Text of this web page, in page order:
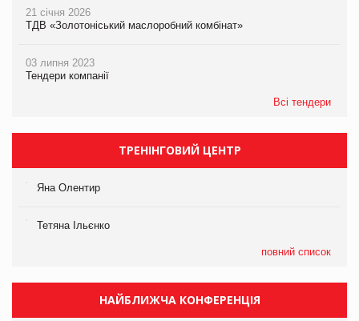
21 січня 2026
ТДВ «Золотоніський маслоробний комбінат»
03 липня 2023
Тендери компанії
Всі тендери
ТРЕНІНГОВИЙ ЦЕНТР
Яна Олентир
Тетяна Ільєнко
повний список
НАЙБЛИЖЧА КОНФЕРЕНЦІЯ